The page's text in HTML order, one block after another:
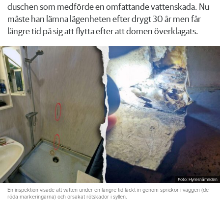
duschen som medförde en omfattande vattenskada. Nu
måste han lämna lägenheten efter drygt 30 år men får
längre tid på sig att flytta efter att domen överklagats.
Foto: Hyresnämnden
En inspektion visade att vatten under en längre tid läckt in genom sprickor i väggen (de
röda markeringarna) och orsakat rötskador i syllen.